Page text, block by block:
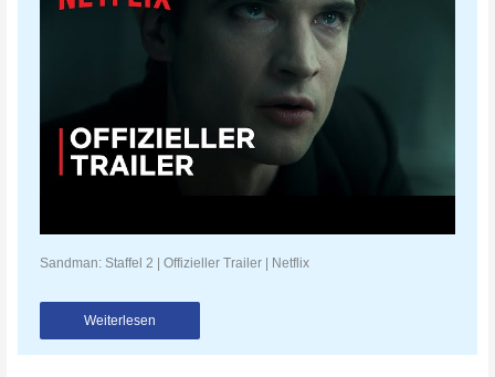
Sandman: Staffel 2 | Offizieller Trailer | Netflix
Weiterlesen